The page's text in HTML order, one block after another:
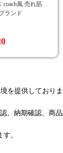
coach風 売れ筋
ランド
を提供しておりま
納期確認、商
。